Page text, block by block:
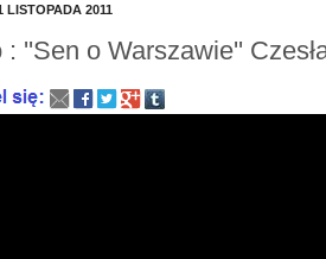
LISTOPADA 2011
: ''Sen o Warszawie''